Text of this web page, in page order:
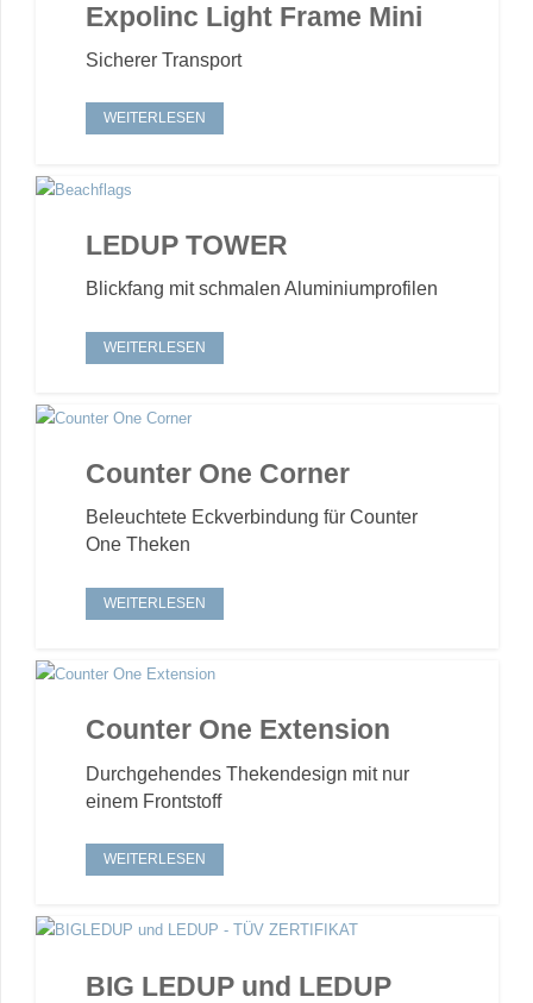
Expolinc Light Frame Mini
Sicherer Transport
WEITERLESEN
LEDUP TOWER
Blickfang mit schmalen Aluminiumprofilen
WEITERLESEN
Counter One Corner
Beleuchtete Eckverbindung für Counter
One Theken
WEITERLESEN
Counter One Extension
Durchgehendes Thekendesign mit nur
einem Frontstoff
WEITERLESEN
BIG LEDUP und LEDUP